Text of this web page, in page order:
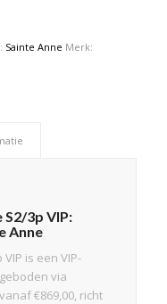
Sainte Anne Merk:
3p VIP:
Anne
is een VIP-
via
€869,00, richt